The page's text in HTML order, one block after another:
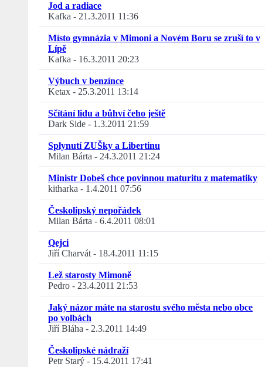
Jod a radiace
Kafka - 21.3.2011 11:36
Místo gymnázia v Mimoni a Novém Boru se zruší to v
Lípě
Kafka - 16.3.2011 20:23
Výbuch v benzínce
Ketax - 25.3.2011 13:14
Sčítání lidu a bůhví čeho ještě
Dark Side - 1.3.2011 21:59
Splynutí ZUŠky a Libertinu
Milan Bárta - 24.3.2011 21:24
Ministr Dobeš chce povinnou maturitu z matematiky
kitharka - 1.4.2011 07:56
Českolipský nepořádek
Milan Bárta - 6.4.2011 08:01
Qejci
Jiří Charvát- 18.4.2011 11:15
Lež starosty Mimoně
Pedro - 23.4.2011 21:53
Jaký názor máte na starostu svého města nebo obce
po volbách
Jiří Bláha - 2.3.2011 14:49
Českolipské nádraží
Petr Starý - 15.4.2011 17:41